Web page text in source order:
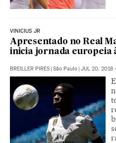
VINICIUS JR
Apresentado no Real
inicia jornada europeia
BREILLER PIRES | São Paulo | JUL 20, 2018